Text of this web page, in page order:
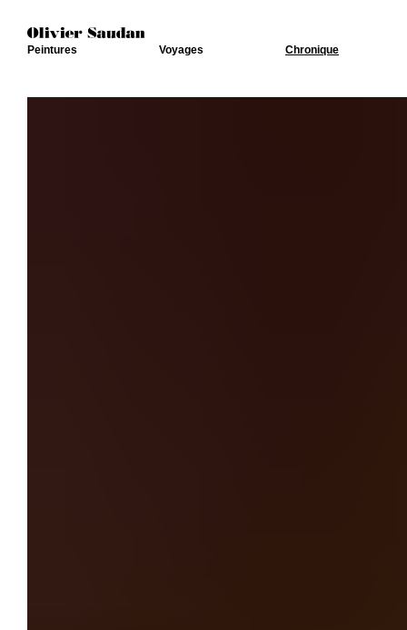
Peintures Voyages Chronique